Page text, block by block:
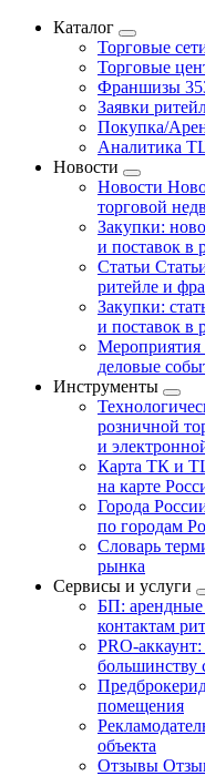
Каталог
Торговые
Торговые
Франшизы
Заявки
Покупка/
Аналитика
Новости
Новости
торговой
Закупки:
и поставок в
Статьи
ритейле и
Закупки:
и поставок в
Мероприятия
деловые
Инструменты
розничной
и
Карта ТК и
на карте
Города
по городам
Словарь
рынка
Сервисы и услуги
БП:
контактам
PRO-
большинству
помещения
объекта
Отзывы